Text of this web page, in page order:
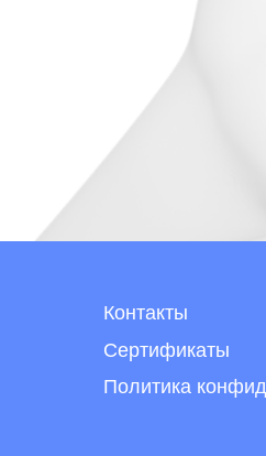
Политика конфиденциальности